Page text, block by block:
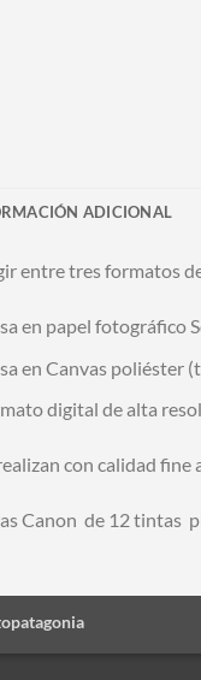
ADICIONAL
entre tres formatos
en papel fotográfico
en Canvas poliéster
digital de alta
con calidad
Canon de 12 tintas